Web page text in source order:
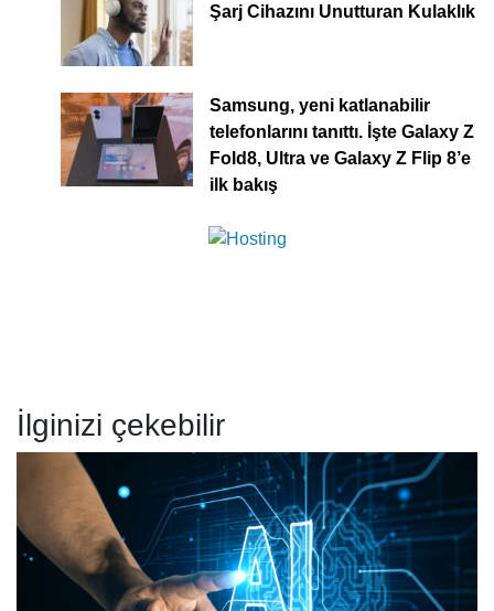
Şarj Cihazını Unutturan Kulaklık
Samsung, yeni katlanabilir
telefonlarını tanıttı. İşte Galaxy Z
Fold8, Ultra ve Galaxy Z Flip 8’e
ilk bakış
İlginizi çekebilir